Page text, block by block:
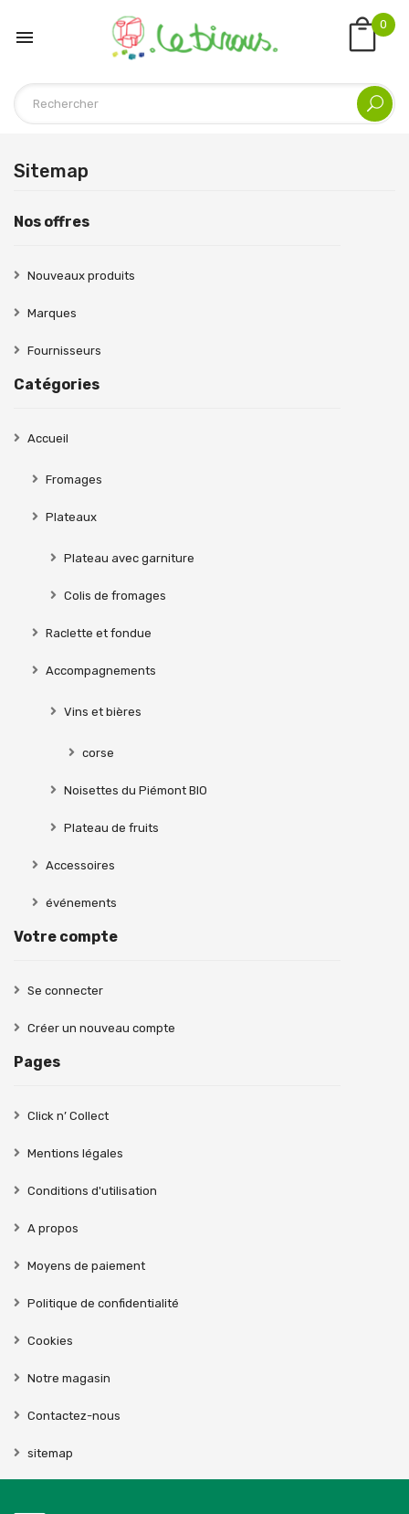

0
Sitemap
Nos offres
Nouveaux produits
Marques
Fournisseurs
Catégories
Accueil
Fromages
Plateaux
Plateau avec garniture
Colis de fromages
Raclette et fondue
Accompagnements
Vins et bières
corse
Noisettes du Piémont BIO
Plateau de fruits
Accessoires
événements
Votre compte
Se connecter
Créer un nouveau compte
Pages
Click n’ Collect
Mentions légales
Conditions d'utilisation
A propos
Moyens de paiement
Politique de confidentialité
Cookies
Notre magasin
Contactez-nous
sitemap